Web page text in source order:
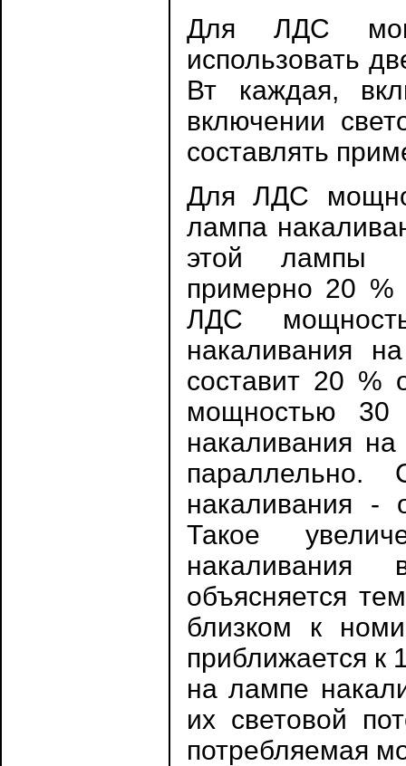
Для ЛДС
использовать
Вт каждая,
включении
составлять
Для ЛДС
лампа
этой лампы в
примерно 20 %
ЛДС
накаливания
составит 20
мощностью
накаливания
параллельно.
накаливания -
Такое
накаливания
объясняется
близком к
приближается к
на лампе
их световой
потребляемая